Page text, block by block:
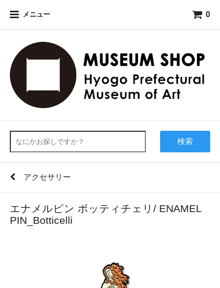
メニュー 0
検索
アクセサリー
エナメルピン ボッティチェリ/ ENAMEL
PIN_Botticelli